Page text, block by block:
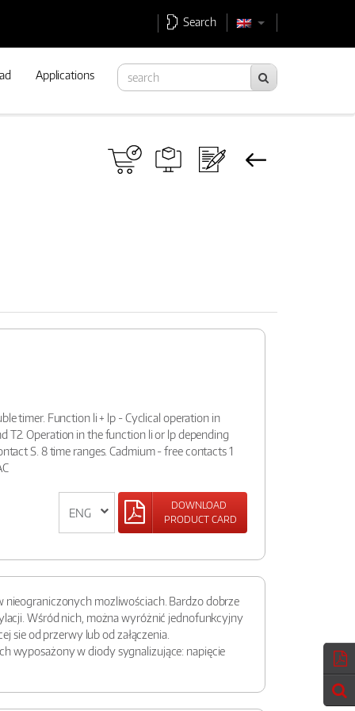
Search
Applications
timer. Function li + lp - Cyclical operation in
T2. Operation in the function li or lp depending
S. 8 time ranges. Cadmium - free contacts 1
DOWNLOAD
PRODUCT CARD
nieograniczonych mozliwościach. Bardzo dobrze
Wśród nich, można wyróżnić jednofunkcyjny
sie od przerwy lub od załączenia.
wyposażony w diody sygnalizujące: napięcie